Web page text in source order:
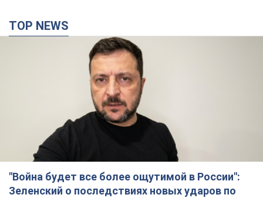
TOP NEWS
"Война будет все более ощутимой в России":
Зеленский о последствиях новых ударов по